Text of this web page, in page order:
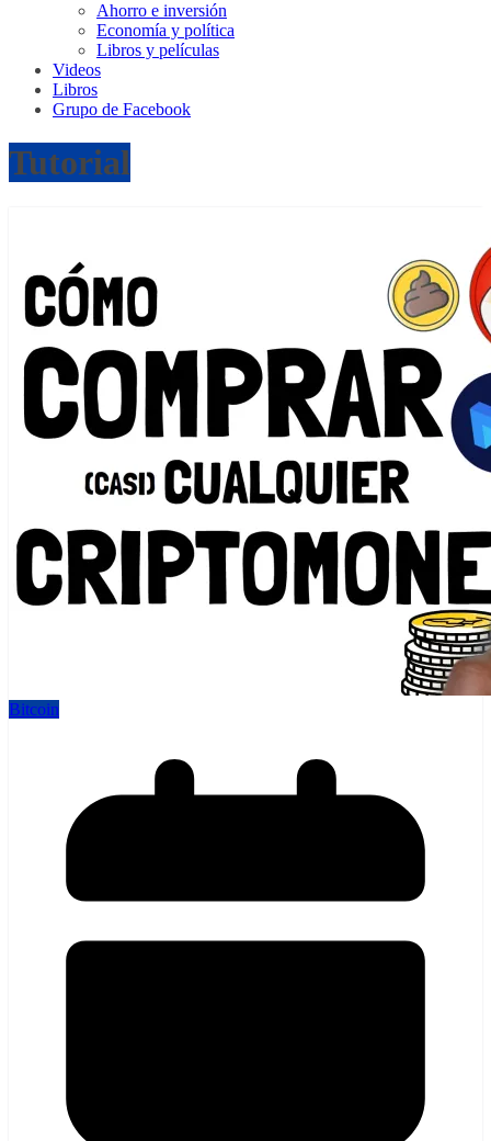
Ahorro e inversión
Economía y política
Libros y películas
Videos
Libros
Grupo de Facebook
Tutorial
Bitcoin